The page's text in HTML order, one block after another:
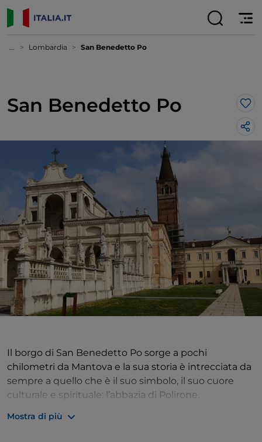
... Lombardia San Benedetto Po
San Benedetto Po
Il borgo di San Benedetto Po sorge a pochi
chilometri da Mantova e la sua storia è intrecciata da
sempre a quello che è il suo simbolo, il suo cuore
culturale e spirituale: l’abbazia di Polirone.
Benedetto in Polirone, per la presenza del
Mostra di più